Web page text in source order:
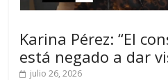
Karina Pérez: “El
está negado a dar
julio 26, 2026